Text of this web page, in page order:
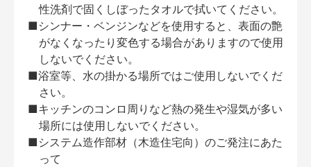
性洗剤で固くしぼったタオルで拭いてください。
■シンナー・ベンジンなどを使用すると、表面の艶
がなくなったり変色する場合がありますので使用
しないでください。
■浴室等、水の掛かる場所ではご使用しないでくだ
さい。
■キッチンのコンロ周りなど熱の発生や湿気が多い
場所には使用しないでください。
■システム造作部材（木造住宅向）のご発注にあた
って